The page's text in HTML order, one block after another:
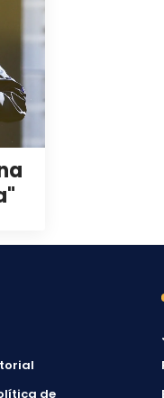
de